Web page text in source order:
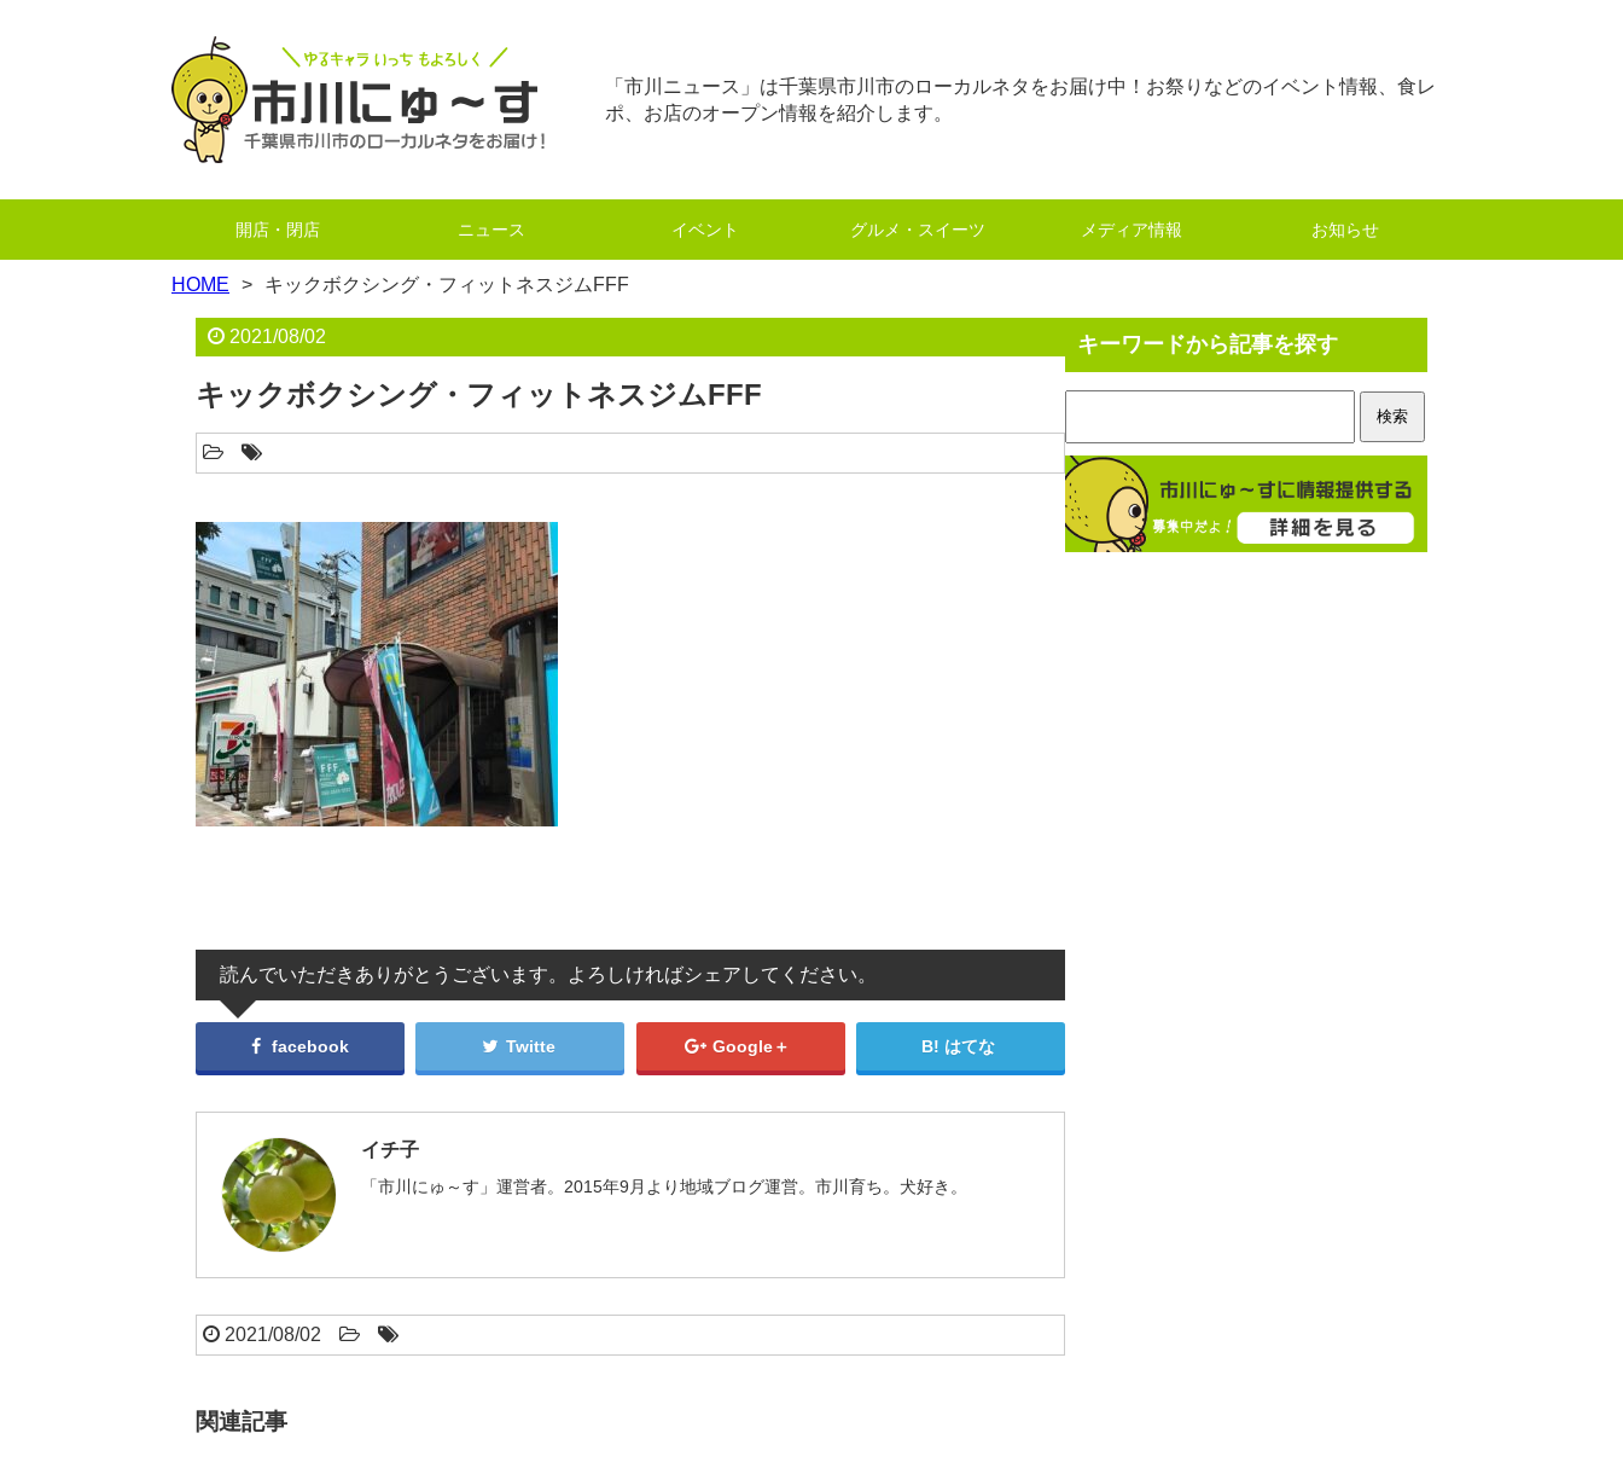
「市川ニュース」は千葉県市川市のローカルネタをお届け中！お祭りなどのイベント情報、食レ
ポ、お店のオープン情報を紹介します。
開店・閉店 ニュース イベント グルメ・スイーツ メディア情報 お知らせ
HOME キックボクシング・フィットネスジムFFF
2021/08/02
キックボクシング・フィットネスジムFFF
読んでいただきありがとうございます。よろしければシェアしてください。
facebook Twitte Google＋ はてな
イチ子
「市川にゅ～す」運営者。2015年9月より地域ブログ運営。市川育ち。犬好き。
2021/08/02
関連記事
キーワードから記事を探す